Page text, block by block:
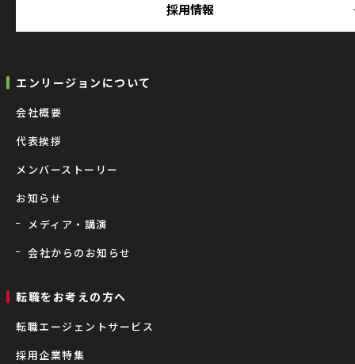
採用情報
エンリージョンについて
会社概要
代表挨拶
メンバーストーリー
お知らせ
メディア・講演
会社からのお知らせ
転職をお考えの⽅へ
転職エージェントサービス
採用企業特集